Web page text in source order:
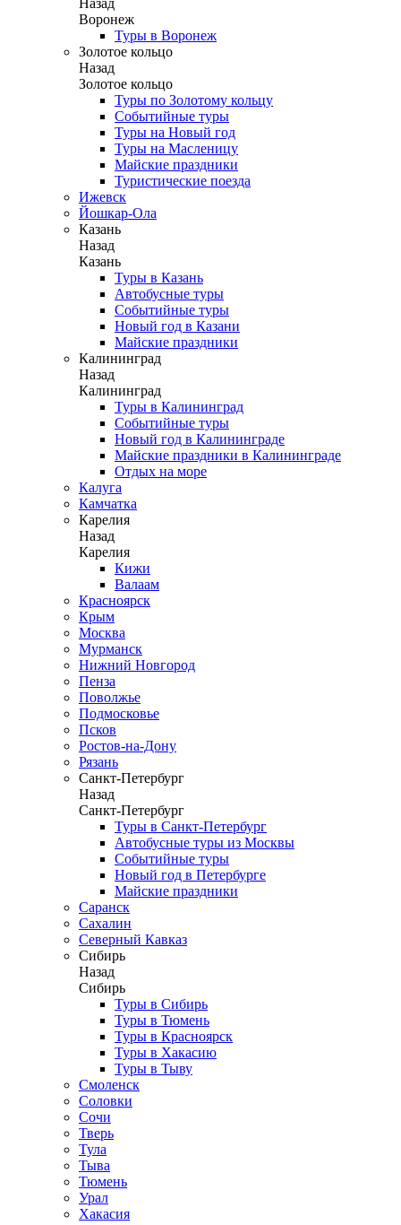
Назад
Воронеж
Туры в Воронеж
Золотое кольцо
Назад
Золотое кольцо
Туры по Золотому кольцу
Событийные туры
Туры на Новый год
Туры на Масленицу
Майские праздники
Туристические поезда
Ижевск
Йошкар-Ола
Казань
Назад
Казань
Туры в Казань
Автобусные туры
Событийные туры
Новый год в Казани
Майские праздники
Калининград
Назад
Калининград
Туры в Калининград
Событийные туры
Новый год в Калининграде
Майские праздники в Калининграде
Отдых на море
Калуга
Камчатка
Карелия
Назад
Карелия
Кижи
Валаам
Красноярск
Крым
Москва
Мурманск
Нижний Новгород
Пенза
Поволжье
Подмосковье
Псков
Ростов-на-Дону
Рязань
Санкт-Петербург
Назад
Санкт-Петербург
Туры в Санкт-Петербург
Автобусные туры из Москвы
Событийные туры
Новый год в Петербурге
Майские праздники
Саранск
Сахалин
Северный Кавказ
Сибирь
Назад
Сибирь
Туры в Сибирь
Туры в Тюмень
Туры в Красноярск
Туры в Хакасию
Туры в Тыву
Смоленск
Соловки
Сочи
Тверь
Тула
Тыва
Тюмень
Урал
Хакасия